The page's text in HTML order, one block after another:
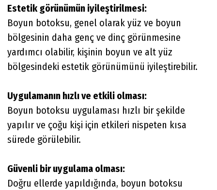
Estetik görünümün iyileştirilmesi:
Boyun botoksu, genel olarak yüz ve boyun
bölgesinin daha genç ve dinç görünmesine
yardımcı olabilir, kişinin boyun ve alt yüz
bölgesindeki estetik görünümünü iyileştirebilir.
Uygulamanın hızlı ve etkili olması:
Boyun botoksu uygulaması hızlı bir şekilde
yapılır ve çoğu kişi için etkileri nispeten kısa
sürede görülebilir.
Güvenli bir uygulama olması:
Doğru ellerde yapıldığında, boyun botoksu